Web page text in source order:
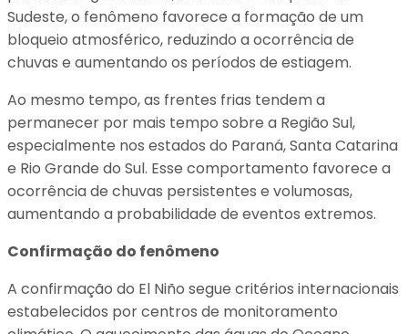
Sudeste, o fenômeno favorece a formação de um
bloqueio atmosférico, reduzindo a ocorrência de
chuvas e aumentando os períodos de estiagem.
Ao mesmo tempo, as frentes frias tendem a
permanecer por mais tempo sobre a Região Sul,
especialmente nos estados do Paraná, Santa Catarina
e Rio Grande do Sul. Esse comportamento favorece a
ocorrência de chuvas persistentes e volumosas,
aumentando a probabilidade de eventos extremos.
Confirmação do fenômeno
A confirmação do El Niño segue critérios internacionais
estabelecidos por centros de monitoramento